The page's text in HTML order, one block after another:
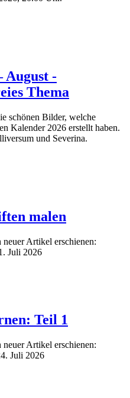
August -
Thema
schönen Bilder, welche
Kalender 2026 erstellt haben.
und Severina.
malen
Artikel erschienen:
Juli 2026
Teil 1
Artikel erschienen:
Juli 2026